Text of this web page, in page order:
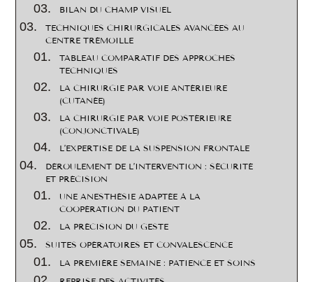
BILAN DU CHAMP VISUEL
TECHNIQUES CHIRURGICALES AVANCÉES AU
CENTRE TRÉMOILLE
TABLEAU COMPARATIF DES APPROCHES
TECHNIQUES
LA CHIRURGIE PAR VOIE ANTÉRIEURE
(CUTANÉE)
LA CHIRURGIE PAR VOIE POSTÉRIEURE
(CONJONCTIVALE)
L’EXPERTISE DE LA SUSPENSION FRONTALE
DÉROULEMENT DE L’INTERVENTION : SÉCURITÉ
ET PRÉCISION
UNE ANESTHÉSIE ADAPTÉE À LA
COOPÉRATION DU PATIENT
LA PRÉCISION DU GESTE
SUITES OPÉRATOIRES ET CONVALESCENCE
LA PREMIÈRE SEMAINE : PATIENCE ET SOINS